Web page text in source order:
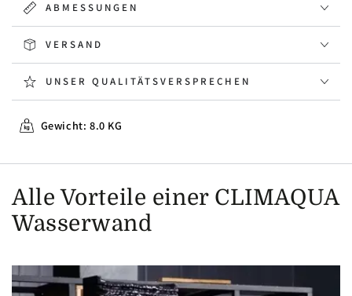
ABMESSUNGEN
VERSAND
UNSER QUALITÄTSVERSPRECHEN
Gewicht: 8.0 KG
Alle Vorteile einer CLIMAQUA
Wasserwand